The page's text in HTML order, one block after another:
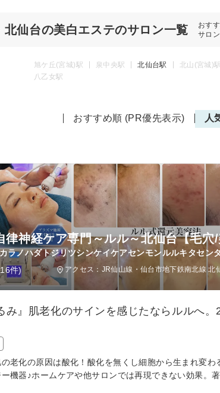
北仙台の美白エステのサロン一覧
おす
サロ
旭ケ丘(宮城)駅 泉中央駅 北仙台駅 北山(宮城)駅
八乙女駅
おすすめ順 (PR優先表示) 人
律神経ケア専門～ルル～北仙台【毛
ラノハダトジリツシンケイケアセンモンルルキタセン
件) アクセス：JR仙山線・仙台市地下鉄南北線 北
み』肌老化のサインを感じたならルルへ
老化の原因は酸化！酸化を無くし細胞から生まれ変
機器♪ホームケアや他サロンでは再現できない効果。